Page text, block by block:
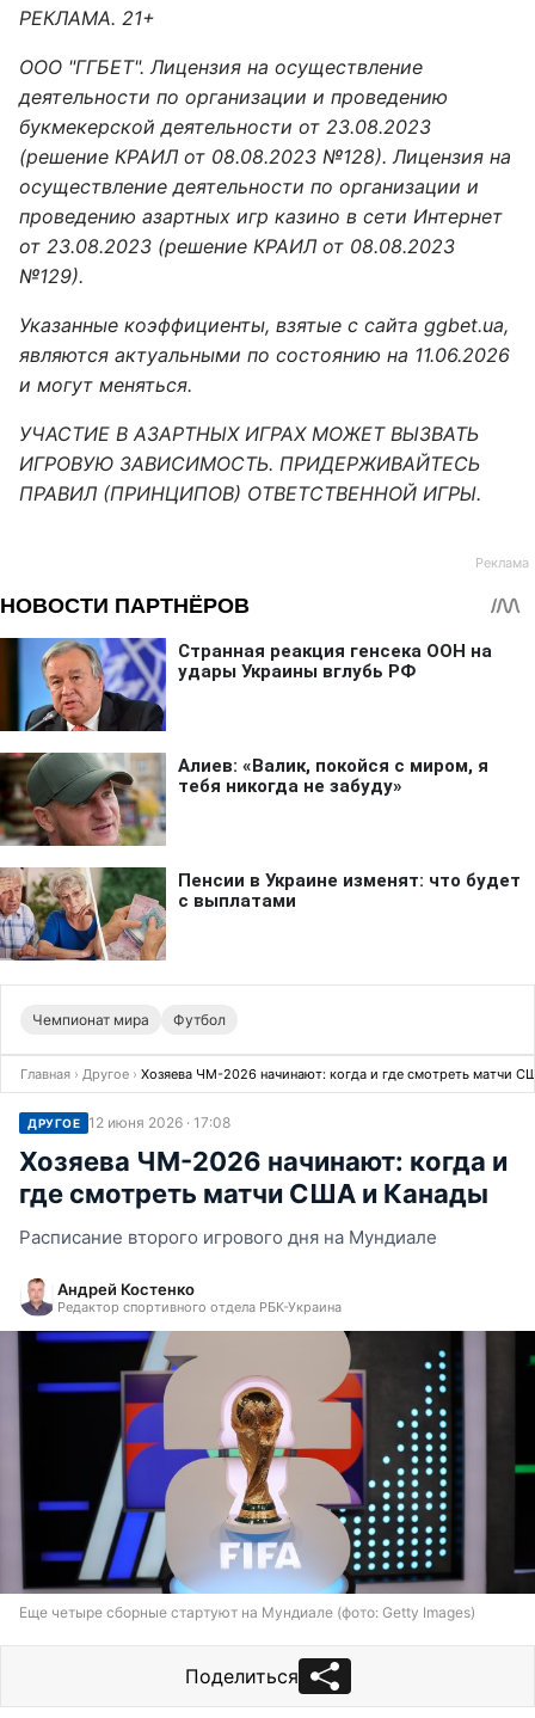
РЕКЛАМА. 21+
ООО "ГГБЕТ". Лицензия на осуществление
деятельности по организации и проведению
букмекерской деятельности от 23.08.2023
(решение КРАИЛ от 08.08.2023 №128). Лицензия на
осуществление деятельности по организации и
проведению азартных игр казино в сети Интернет
от 23.08.2023 (решение КРАИЛ от 08.08.2023
№129).
Указанные коэффициенты, взятые с сайта ggbet.ua,
являются актуальными по состоянию на 11.06.2026
и могут меняться.
УЧАСТИЕ В АЗАРТНЫХ ИГРАХ МОЖЕТ ВЫЗВАТЬ
ИГРОВУЮ ЗАВИСИМОСТЬ. ПРИДЕРЖИВАЙТЕСЬ
ПРАВИЛ (ПРИНЦИПОВ) ОТВЕТСТВЕННОЙ ИГРЫ.
Чемпионат мира Футбол
Главная › Другое › Хозяева ЧМ-2026 начинают: когда и где смотреть матчи
ДРУГОЕ 12 июня 2026 · 17:08
Хозяева ЧМ-2026 начинают: когда и
где смотреть матчи США и Канады
Расписание второго игрового дня на Мундиале
Андрей Костенко
Редактор спортивного отдела РБК-Украина
Еще четыре сборные стартуют на Мундиале (фото: Getty Images)
Поделиться